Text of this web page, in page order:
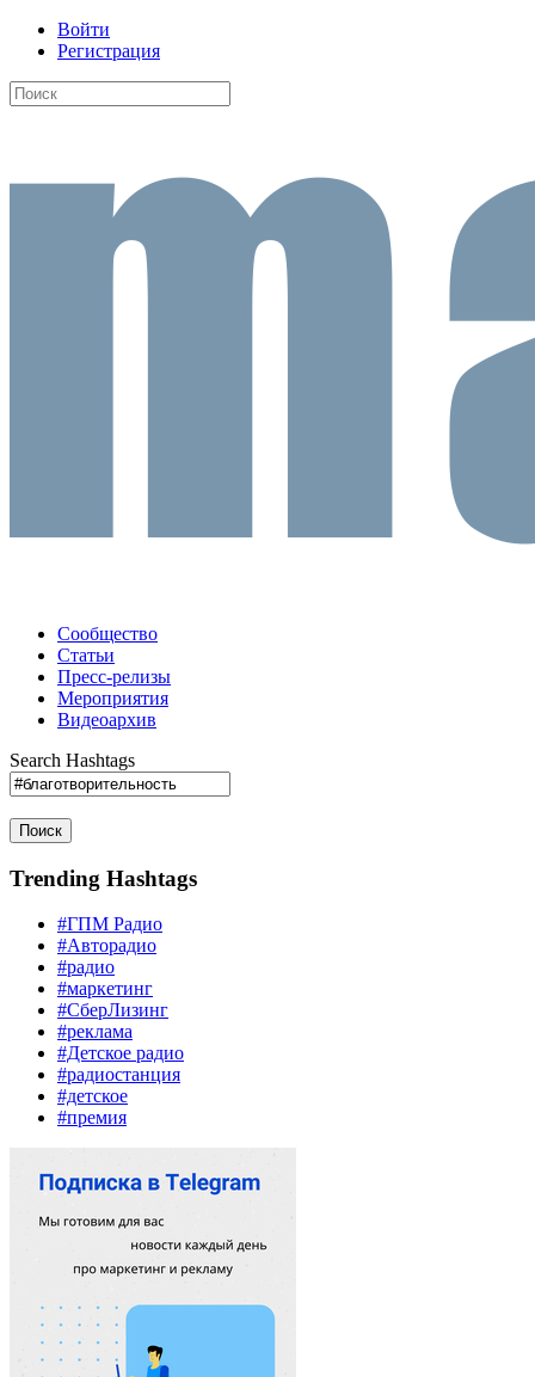
Войти
Регистрация
Сообщество
Статьи
Пресс-релизы
Мероприятия
Видеоархив
Search Hashtags
Поиск
Trending Hashtags
#ГПМ Радио
#Авторадио
#радио
#маркетинг
#СберЛизинг
#реклама
#Детское радио
#радиостанция
#детское
#премия